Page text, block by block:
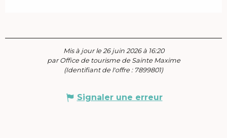
Mis à jour le 26 juin 2026 à 16:20
par Office de tourisme de Sainte Maxime
(Identifiant de l'offre : 7899801)
Signaler une erreur